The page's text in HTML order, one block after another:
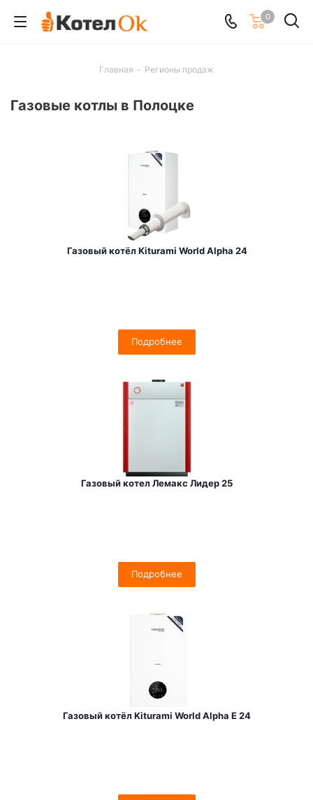
0
Главная - Регионы продаж
Газовые котлы в Полоцке
Газовый котёл Kiturami World Alpha 24
Подробнее
Газовый котел Лемакс Лидер 25
Подробнее
Газовый котёл Kiturami World Alpha E 24